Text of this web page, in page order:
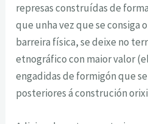
represas construídas de
que unha vez que se consiga
barreira física, se deixe no
etnográfico con maior valor
engadidas de formigón que
posteriores á construción